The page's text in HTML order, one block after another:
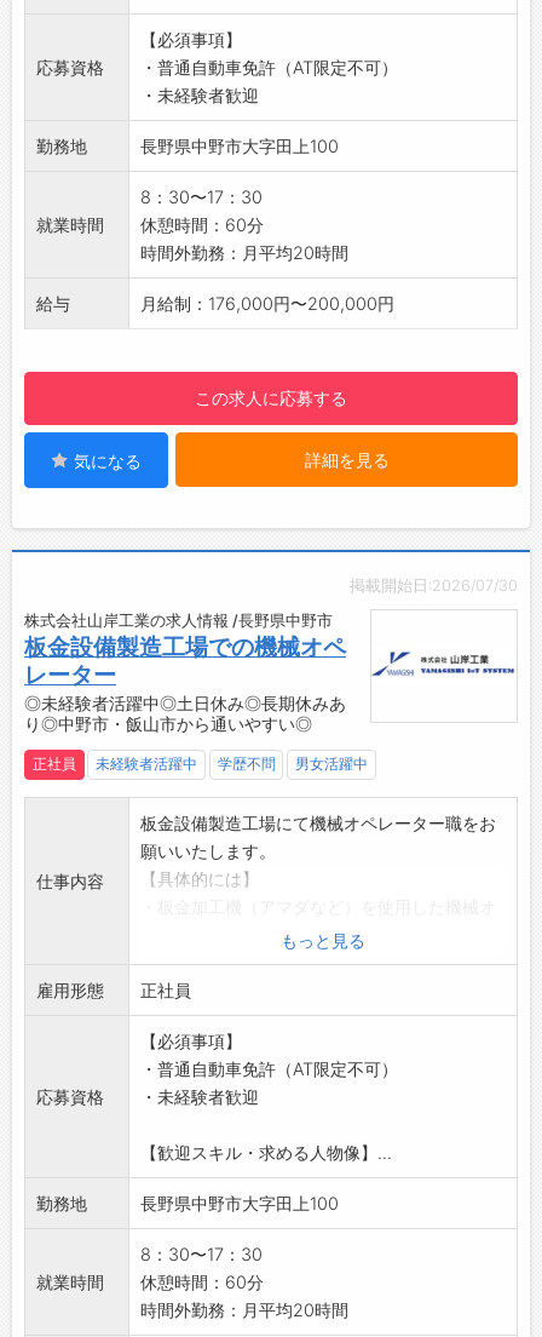
せていただきます。
・社内設備の説明や安全講習を行い、少しでも
仕事に慣れていただけるよう先輩社員がお声が
けさせていただきます。
【職場の雰囲気・社風】
・若手からベテランまで、老若男女が働ける多
・固定概念にとらわれない改善やチャレンジを
できるように、社員の意見を聞きながら環境を
整えています
【社内設備】
・冷蔵庫あり
・ウォーターサーバーあり
・自動販売機あり
・新工場での組立業務（2023年8月～）
・製品の納品業務
・その他、補助業務
※図面の読取りが出来なくても実際の業務で指
導させていただきます。
※組立業務は一般工具が使用できれば問題あり
【1日のスケジュール例】
8：30 朝礼、作業開始
12：00 お昼休憩
12：50 作業開始
17：30 終業
【会社の雰囲気】
・モクモクと仕事ができる作業環境です。
・10名規模の人数なので、自分の業務以外でも
助け合いながら作業しています。
・制服貸与（制服上下、安全靴）
【社内設備】
・休憩室あり
・個別ロッカーあり
・水、ココア、ほうじ茶、緑茶飲み放題
・自販機あり
応募資格
【必須事項】
・普通自動車免許（AT限定不可）
・未経験者歓迎
勤務地 長野県中野市大字田上100
就業時間
8：30〜17：30
休憩時間：60分
時間外勤務：月平均20時間
給与 月給制：176,000円〜200,000円
この求人に応募する
気になる 詳細を見る
掲載開始日:2026/07/30
株式会社山岸工業の求人情報 /長野県中野市
板金設備製造工場での機械オペ
レーター
◎未経験者活躍中◎土日休み◎長期休みあ
り◎中野市・飯山市から通いやすい◎
正社員 未経験者活躍中 学歴不問 男女活躍中
仕事内容
板金設備製造工場にて機械オペレーター職をお
願いいたします。
【具体的には】
・組立業務
・製品の納品業務
・その他、補助業務
※操作する機械はご自身で適性を確認しながら
決めていただくことが可能です。
※組立業務は一般工具が使用できれば問題あり
※機械メーカー（横浜）で1週間、操作方法など
の研修を受けていただくことも可能です。未経
験の方も安心してご応募下さい。
8：30 朝礼、作業開始
12：00 お昼休憩
12：50 作業開始
もっと見る
雇用形態 正社員
応募資格
【必須事項】
・普通自動車免許（AT限定不可）
・未経験者歓迎
【歓迎スキル・求める人物像】...
勤務地 長野県中野市大字田上100
就業時間
8：30〜17：30
休憩時間：60分
時間外勤務：月平均20時間